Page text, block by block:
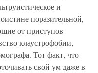
и
поразительной,
от приступов
клаустрофобии,
Тот факт, что
свой ум даже в